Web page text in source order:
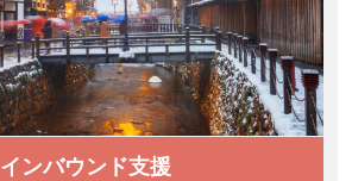
インバウンド支援